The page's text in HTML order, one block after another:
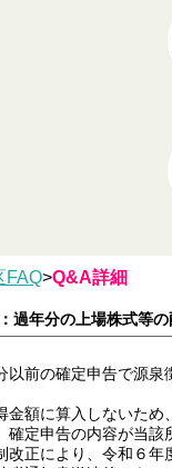
FAQ>Q&A詳細
過年分の上場株式等
以前の確定申告で源
金額に算入しないため
確定申告の内容が当該
改正により、令和６